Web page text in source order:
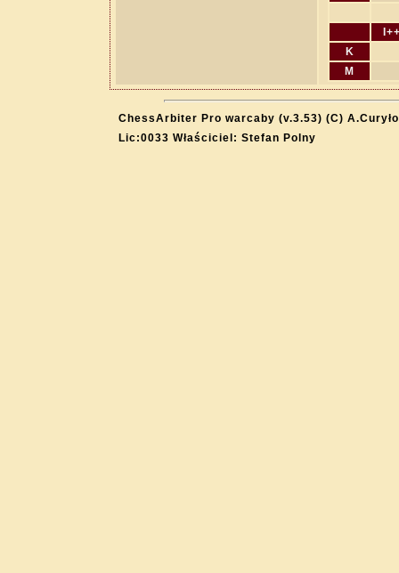
K
M
ChessArbiter Pro warcaby (v.3.53) (C) A.Curyło
Lic:0033 Właściciel: Stefan Polny